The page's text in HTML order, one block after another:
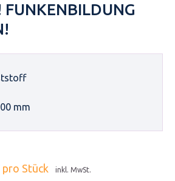
FUNKENBILDUNG
mm
pro Stück inkl. MwSt.